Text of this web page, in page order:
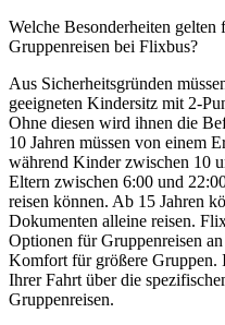
Welche Besonderheiten
Gruppenreisen bei Flixbus?
Aus Sicherheitsgründen
geeigneten Kindersitz mit 2-
Ohne diesen wird ihnen die
10 Jahren müssen von einem
während Kinder zwischen 10
Eltern zwischen 6:00 und
reisen können. Ab 15 Jahren
Dokumenten alleine reisen.
Optionen für Gruppenreisen
Komfort für größere Gruppen.
Ihrer Fahrt über die
Gruppenreisen.